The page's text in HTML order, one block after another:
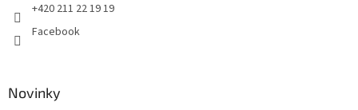
+420 211 22 19 19
Facebook
Novinky